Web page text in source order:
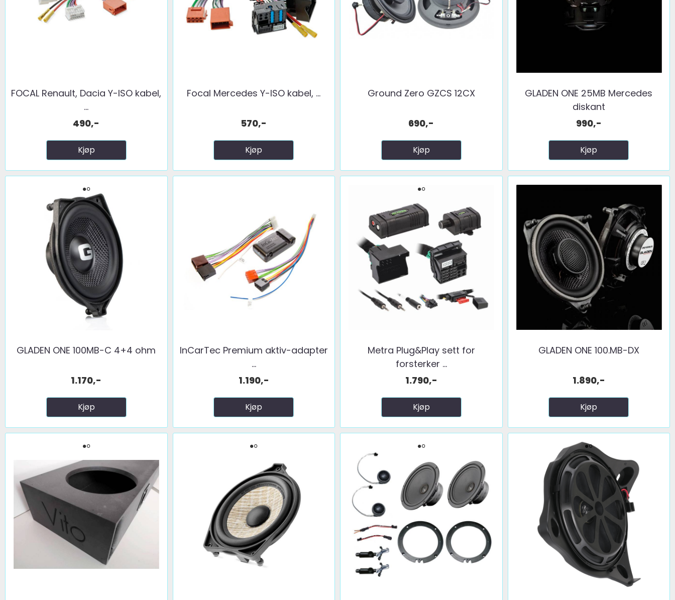
FOCAL Renault, Dacia Y-ISO kabel,
...
490,-
Kjøp
Focal Mercedes Y-ISO kabel, ...
570,-
Kjøp
Ground Zero GZCS 12CX
690,-
Kjøp
GLADEN ONE 25MB Mercedes
diskant
990,-
Kjøp
GLADEN ONE 100MB-C 4+4 ohm
1.170,-
Kjøp
InCarTec Premium aktiv-adapter
...
1.190,-
Kjøp
Metra Plug&Play sett for
forsterker ...
1.790,-
Kjøp
GLADEN ONE 100.MB-DX
1.890,-
Kjøp